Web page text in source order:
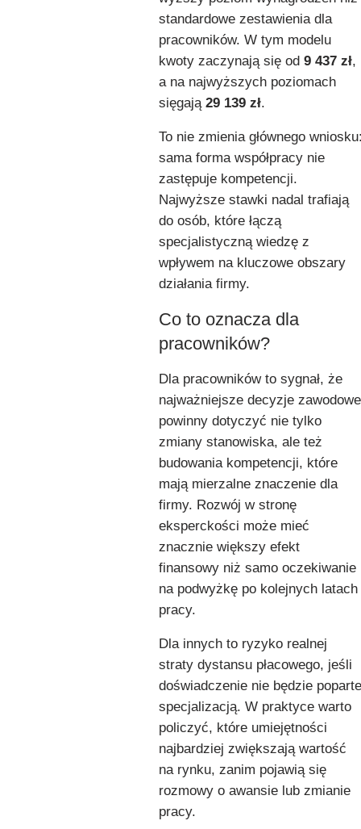
standardowe zestawienia dla
pracowników. W tym modelu
kwoty zaczynają się od 9 437 zł,
a na najwyższych poziomach
sięgają 29 139 zł.
To nie zmienia głównego
sama forma współpracy nie
zastępuje kompetencji.
Najwyższe stawki nadal trafiają
do osób, które łączą
specjalistyczną wiedzę z
wpływem na kluczowe obszary
działania firmy.
Co to oznacza dla
pracowników?
Dla pracowników to sygnał, że
najważniejsze decyzje zawodowe
powinny dotyczyć nie tylko
zmiany stanowiska, ale też
budowania kompetencji, które
mają mierzalne znaczenie dla
firmy. Rozwój w stronę
eksperckości może mieć
znacznie większy efekt
finansowy niż samo oczekiwanie
na podwyżkę po kolejnych latach
pracy.
Dla innych to ryzyko realnej
straty dystansu płacowego, jeśli
doświadczenie nie będzie poparte
specjalizacją. W praktyce warto
policzyć, które umiejętności
najbardziej zwiększają wartość
na rynku, zanim pojawią się
rozmowy o awansie lub zmianie
pracy.